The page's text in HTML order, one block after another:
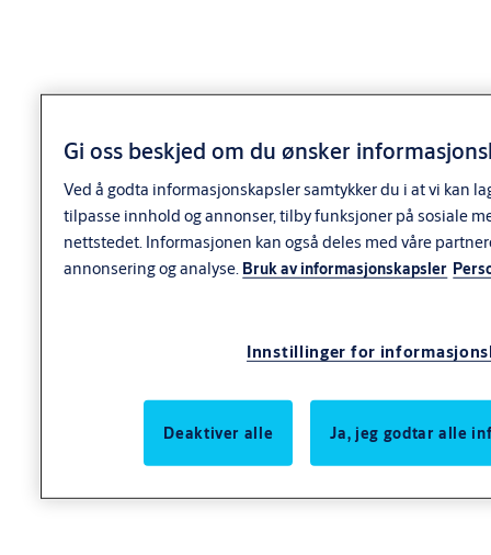
Spesifikasjoner
Smalprofil langskilt for i TrioVing Line-serien.
Gi oss beskjed om du ønsker
Ved å godta informasjonskapsler samtykker du i at vi kan
tilpasse innhold og annonser, tilby funksjoner på sosiale
nettstedet. Informasjonen kan også deles med våre
annonsering og analyse. Bruk av informasjonskapsler
Innstillinger for
Deaktiver alle Ja, jeg godtar alle